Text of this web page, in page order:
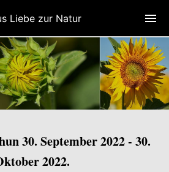
30. September 2022 - 30.
2022.
Liebe zur Natur